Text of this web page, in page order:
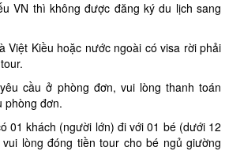
VN thì không được đăng ký du lịch sang
Việt Kiều hoặc nước ngoài có visa rời phải
cầu ở phòng đơn, vui lòng thanh toán
phòng đơn.
01 khách (người lớn) đi với 01 bé (dưới 12
lòng đóng tiền tour cho bé ngủ giường